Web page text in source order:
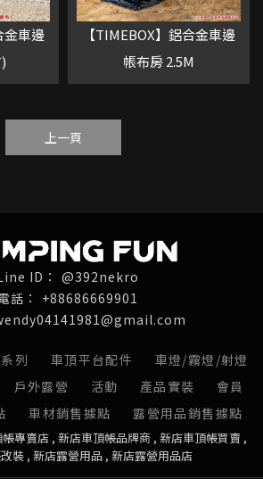
金車邊
【TIMEBOX】鋁合金車邊
帳布房 2.5M
上一頁
@392nekro
+88686669901
列 車頂平台配件
車燈/霧燈/射燈
戶外露營 活動 產品實裝
會員
車材銷售據點 露營用品銷售據點
專賣店 新店車頂帳品牌商 新店車頂帳買賣
裝 新店露營用品 新店露營用品店